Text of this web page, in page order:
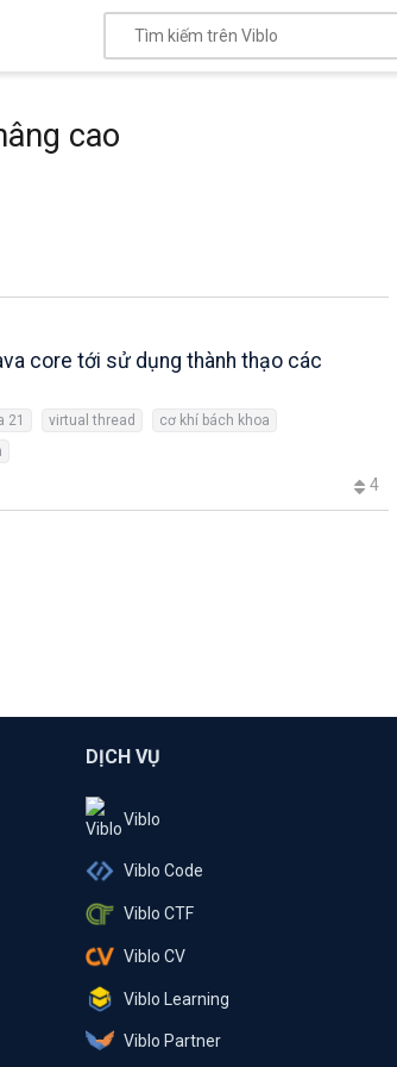
cao
core tới sử dụng thành thạo các
21 virtual thread
cơ khí bách khoa
4
DỊCH VỤ
Viblo
Viblo Code
Viblo CTF
Viblo CV
Viblo Learning
Viblo Partner